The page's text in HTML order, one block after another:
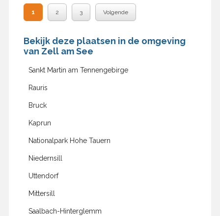
1 2 3 Volgende
Bekijk deze plaatsen in de omgeving
van Zell am See
Sankt Martin am Tennengebirge
Rauris
Bruck
Kaprun
Nationalpark Hohe Tauern
Niedernsill
Uttendorf
Mittersill
Saalbach-Hinterglemm